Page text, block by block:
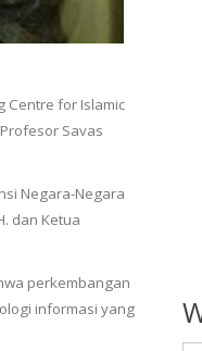
Centre for Islamic
Savas
Negara-Negara
dan Ketua
perkembangan
informasi yang